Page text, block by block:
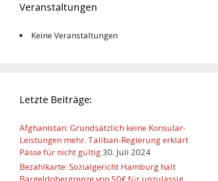
Veranstaltungen
Keine Veranstaltungen
Letzte Beiträge:
Afghanistan: Grundsätzlich keine Konsular-
Leistungen mehr. Taliban-Regierung erklärt
Pässe für nicht gültig30. Juli 2024
Bezahlkarte: Sozialgericht Hamburg hält
Bargeldobergrenze von 50€ für unzulässig